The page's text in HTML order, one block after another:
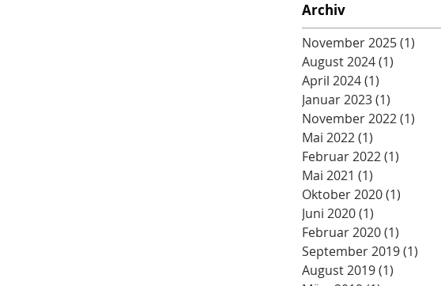
Archiv
November 2025(1)
August 2024(1)
April 2024(1)
Januar 2023(1)
November 2022(1)
Mai 2022(1)
Februar 2022(1)
Mai 2021 (1)
Oktober 2020(1)
Juni 2020(1)
Februar 2020(1)
September 2019(1)
August 2019(1)